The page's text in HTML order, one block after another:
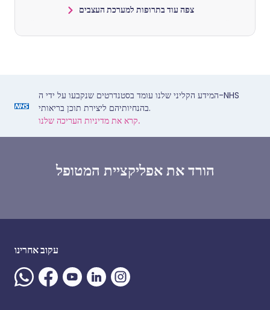
צפה עוד בתרופות למערכת העצבים
המידע הקליני שלנו עומד בסטנדרטים שנקבעו על ידי ה-NHS
בהנחיותיהם ליצירת תוכן בריאותי.
קרא את מדיניות העריכה שלנו.
הורד את אפליקציית המטופל
עקוב אחרינו